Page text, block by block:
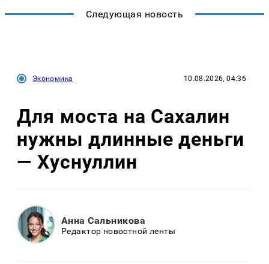
Следующая новость
Экономика 10.08.2026, 04:36
Для моста на Сахалин
нужны длинные деньги
— Хуснуллин
Анна Сальникова
Редактор новостной ленты